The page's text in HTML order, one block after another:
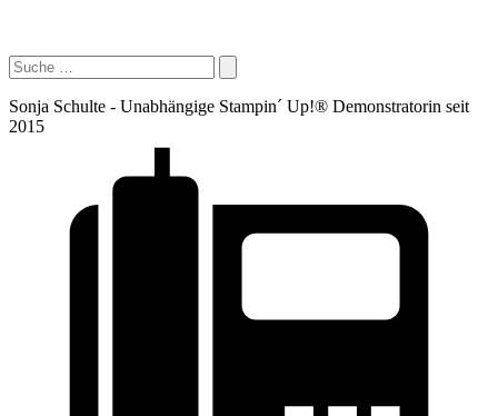
Sonja Schulte - Unabhängige Stampin´ Up!® Demonstratorin seit
2015